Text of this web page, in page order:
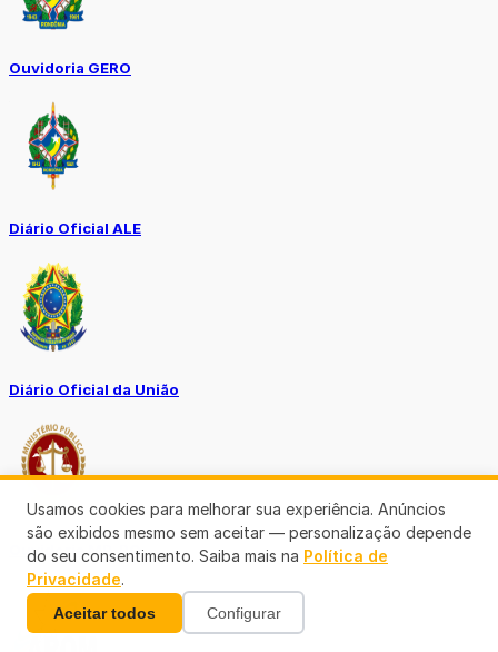
Ouvidoria GERO
Diário Oficial ALE
Diário Oficial da União
Ouvidoria MP-RO
Usamos cookies para melhorar sua experiência. Anúncios
são exibidos mesmo sem aceitar — personalização depende
do seu consentimento. Saiba mais na Política de
Privacidade.
Aceitar todos Configurar